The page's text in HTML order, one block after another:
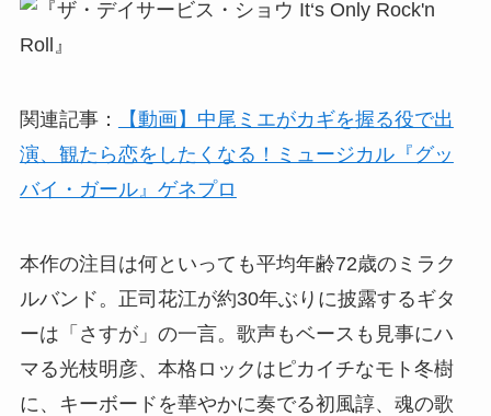
関連記事：
【動画】中尾ミエがカギを握る役で出
演、観たら恋をしたくなる！ミュージカル『グッ
バイ・ガール』ゲネプロ
本作の注目は何といっても平均年齢72歳のミラク
ルバンド。正司花江が約30年ぶりに披露するギタ
ーは「さすが」の一言。歌声もベースも見事にハ
マる光枝明彦、本格ロックはピカイチなモト冬樹
に、キーボードを華やかに奏でる初風諄、魂の歌